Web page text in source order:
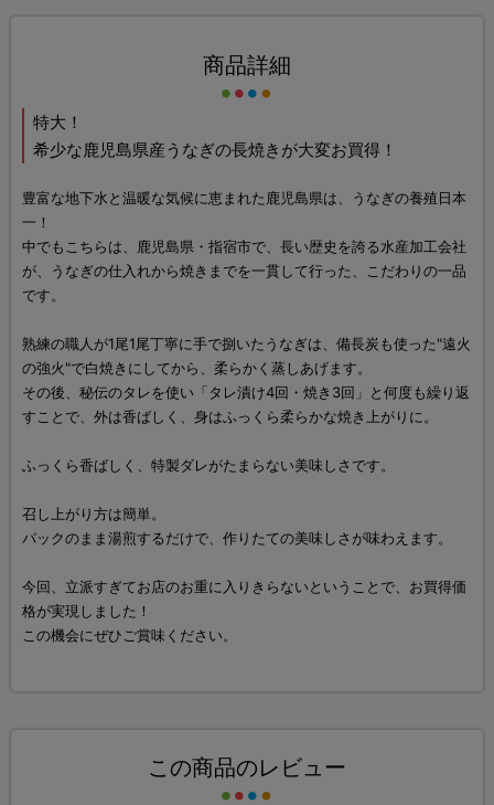
商品詳細
特大！
希少な鹿児島県産うなぎの長焼きが大変お買得！
豊富な地下水と温暖な気候に恵まれた鹿児島県は、うなぎの養殖日本
一！
中でもこちらは、鹿児島県・指宿市で、長い歴史を誇る水産加工会社
が、うなぎの仕入れから焼きまでを一貫して行った、こだわりの一品
です。
熟練の職人が1尾1尾丁寧に手で捌いたうなぎは、備長炭も使った"遠火
の強火"で白焼きにしてから、柔らかく蒸しあげます。
その後、秘伝のタレを使い「タレ漬け4回・焼き3回」と何度も繰り返
すことで、外は香ばしく、身はふっくら柔らかな焼き上がりに。
ふっくら香ばしく、特製ダレがたまらない美味しさです。
召し上がり方は簡単。
パックのまま湯煎するだけで、作りたての美味しさが味わえます。
今回、立派すぎてお店のお重に入りきらないということで、お買得価
格が実現しました！
この機会にぜひご賞味ください。
この商品のレビュー